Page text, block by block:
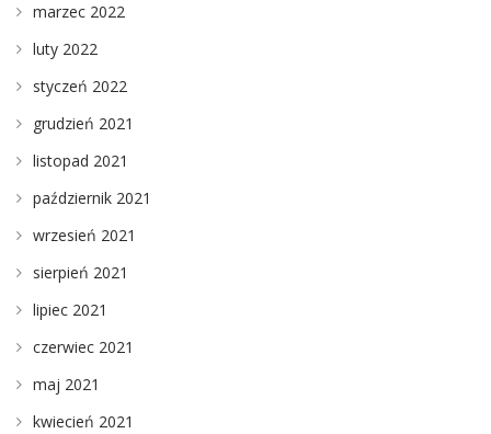
marzec 2022
luty 2022
styczeń 2022
grudzień 2021
listopad 2021
październik 2021
wrzesień 2021
sierpień 2021
lipiec 2021
czerwiec 2021
maj 2021
kwiecień 2021